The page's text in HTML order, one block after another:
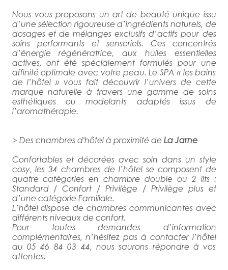
Nous vous proposons un art de beauté unique issu
d’une sélection rigoureuse d’ingrédients naturels, de
dosages et de mélanges exclusifs d’actifs pour des
soins performants et sensoriels. Ces concentrés
d’énergie régénératrice, aux huiles essentielles
actives, ont été spécialement formulés pour une
affinité optimale avec votre peau. Le SPA « les bains
de l’hôtel » vous fait découvrir l’univers de cette
marque naturelle à travers une gamme de soins
esthétiques ou modelants adaptés issus de
l’aromathérapie.
> Des chambres d'hôtel à proximité de La Jarne
Confortables et décorées avec soin dans un style
cosy, les 34 chambres de l’hôtel se composent de
quatre catégories en chambre double ou 2 lits :
Standard / Confort / Privilège / Privilège plus et
d’une catégorie Familiale.
L’hôtel dispose de chambres communicantes avec
différents niveaux de confort.
Pour toutes demandes d’information
complémentaires, n’hésitez pas à contacter l’hôtel
au 05 46 84 03 44, nous saurons répondre à vos
attentes.